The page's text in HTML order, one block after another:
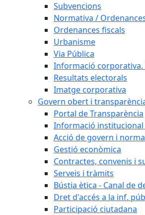
Subvencions
Normativa /
Ordenances fiscals
Urbanisme
Via Pública
Informació corporativa.
Resultats electorals
Imatge corporativa
Govern obert i
Portal de Transparència
Informació
Acció de govern i
Gestió econòmica
Contractes, convenis i
Serveis i tràmits
Bústia ètica - Canal de
Dret d'accés a la inf.
Participació ciutadana